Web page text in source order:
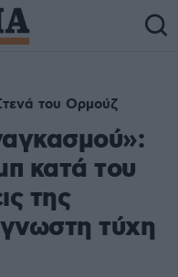
του Ορμούζ
κατά του
της
τύχη